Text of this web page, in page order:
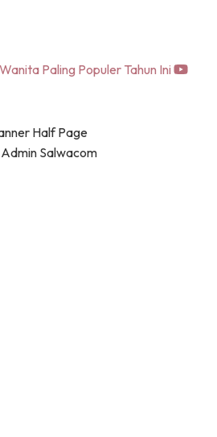
Paling Populer Tahun Ini
Half Page
Salwacom